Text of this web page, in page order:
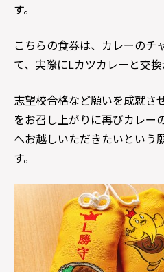
す。
こちらの食券は、カレーのチ
て、実際にLカツカレーと交換
志望校合格など願いを成就さ
をお召し上がりに再びカレー
へお越しいただきたいという
す。